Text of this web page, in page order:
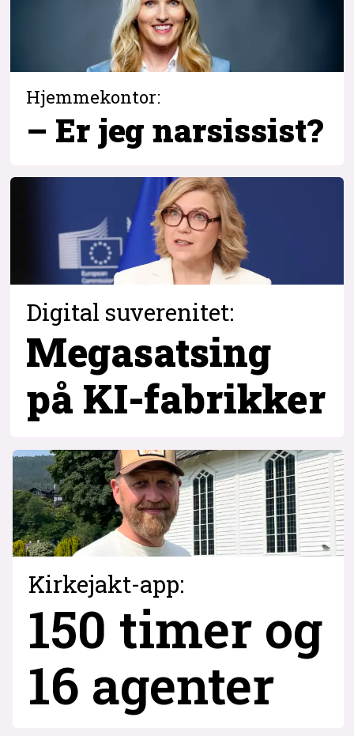
Hjemmekontor:
– Er jeg narsissist?
Digital suverenitet:
Megasatsing
på KI-fabrikker
Kirkejakt-app:
150 timer og
16 agenter